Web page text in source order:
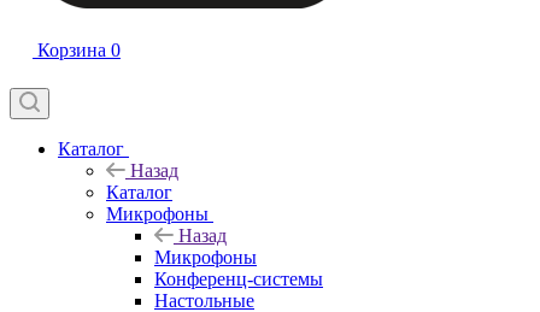
Корзина 0
Каталог
Назад
Каталог
Микрофоны
Назад
Микрофоны
Конференц-системы
Настольные